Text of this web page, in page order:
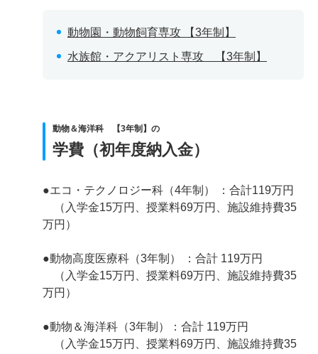
動物園・動物飼育専攻 【3年制】
水族館・アクアリスト専攻 【3年制】
動物＆海洋科 【3年制】の
学費（初年度納入金）
●エコ・テクノロジー科（4年制） ：合計119万円
（入学金15万円、授業料69万円、施設維持費35
万円）
●動物高度医療科（3年制） ：合計 119万円
（入学金15万円、授業料69万円、施設維持費35
万円）
●動物＆海洋科（3年制）：合計 119万円
（入学金15万円、授業料69万円、施設維持費35